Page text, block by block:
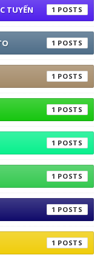
TUYẾN 1
1
1
1
1
1
1
1